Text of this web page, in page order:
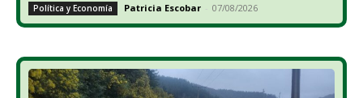
Política y Economía Patricia Escobar - 07/08/2026